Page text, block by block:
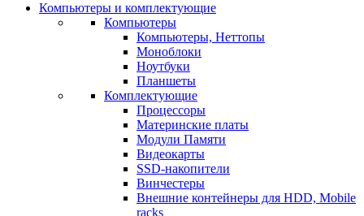
Компьютеры и комплектующие
Компьютеры
Компьютеры, Неттопы
Моноблоки
Ноутбуки
Планшеты
Комплектующие
Процессоры
Материнские платы
Модули Памяти
Видеокарты
SSD-накопители
Винчестеры
Внешние контейнеры для HDD, Mobile
racks